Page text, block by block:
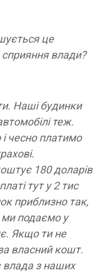
це
влади?
Наші будинки
теж.
чесно платимо
180 доларів
тут у 2 тис
приблизно так,
ми подаємо у
Якщо ти не
власний кошт.
влада з наших